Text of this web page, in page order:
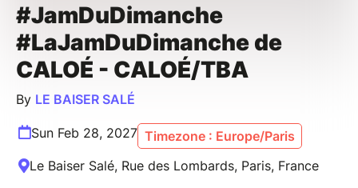
#JamDuDimanche
#LaJamDuDimanche de
CALOÉ - CALOÉ/TBA
By LE BAISER SALÉ
Sun Feb 28, 2027 Timezone : Europe/Paris
Le Baiser Salé, Rue des Lombards, Paris, France